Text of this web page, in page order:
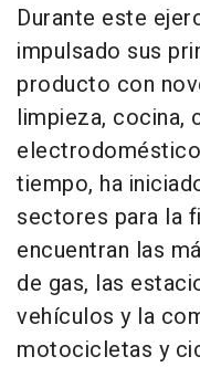
Durante este
impulsado sus
producto con
limpieza, cocina,
tiempo, ha
sectores para la
encuentran las
de gas, las
vehículos y la
motocicletas y